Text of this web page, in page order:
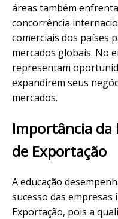
áreas também
concorrência
comerciais dos países
mercados globais. No
representam
expandirem seus
mercados.
Importância da
de Exportação
A educação
sucesso das empresas
Exportação, pois a